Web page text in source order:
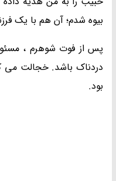
بیوه شدم؛ آن هم با یک
دردناک باشد. خجالت می
بود.